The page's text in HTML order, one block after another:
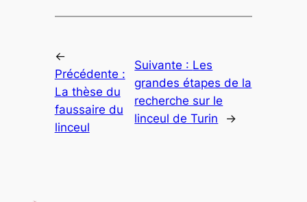
←
Précédente :
La thèse du
faussaire du
linceul
Suivante : Les
grandes étapes de la
recherche sur le
linceul de Turin
→